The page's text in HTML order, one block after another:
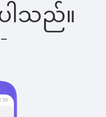
ါသည်။